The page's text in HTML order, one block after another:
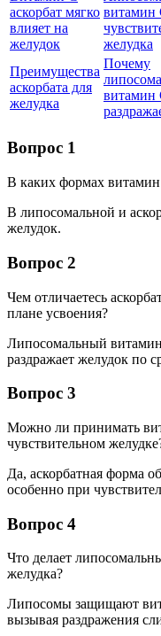
аскорбат мягко
влияет на
желудок
витамин
желудка
Преимущества
аскорбата для
желудка
Почему
витамин
Вопрос 1
В каких формах
В липосомальной и
желудок.
Вопрос 2
Чем отличаетесь
плане усвоения?
Липосомальный
раздражает желудок по
Вопрос 3
Можно ли принимать
чувствительном
Да, аскорбатная форма
особенно при
Вопрос 4
Что делает
желудка?
Липосомы защищают
вызывая раздражения